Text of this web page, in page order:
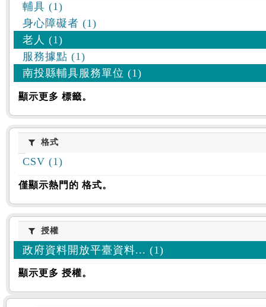
輔具 (1)
身心障礙者 (1)
老人 (1)
服務據點 (1)
南投縣輔具服務單位 (1)
顯示更多 標籤。
格式格式
CSV (1)
僅顯示熱門的 格式。
授權授權
政府資料開放平臺資料... (1)
顯示更多 授權。